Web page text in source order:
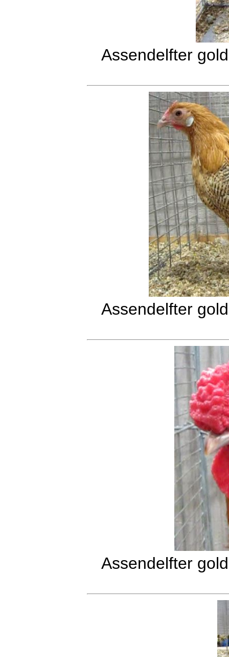
Assendelfter
Assendelfter
Assendelfter